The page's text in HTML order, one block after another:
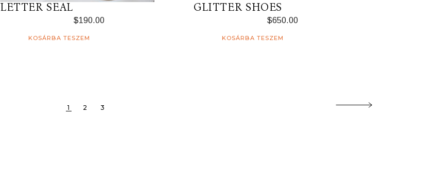
LETTER SEAL
$190.00
KOSÁRBA TESZEM
GLITTER SHOES
$650.00
KOSÁRBA TESZEM
1 2 3